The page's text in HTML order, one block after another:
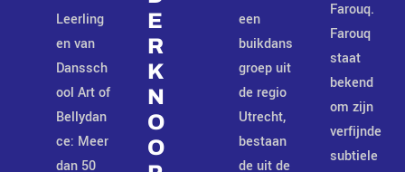
Leerling
en van
Danssch
ool Art of
Bellydan
ce: Meer
dan 50
E
R
K
N
O
O
een
buikdans
groep uit
de regio
Utrecht,
bestaan
de uit de
Farouq.
Farouq
staat
bekend
om zijn
verfijnde
subtiele